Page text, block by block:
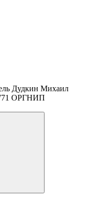
Дудкин Михаил
ОРГНИП